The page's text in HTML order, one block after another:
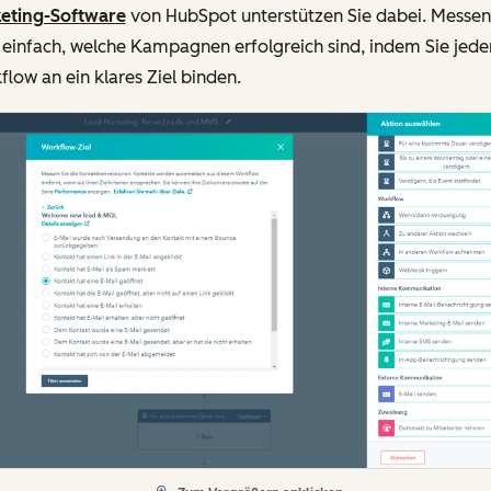
Softwarevon HubSpot unterstützen Sie dabei.
welche Kampagnen erfolgreich sind, indem Sie
an ein klares Ziel binden.